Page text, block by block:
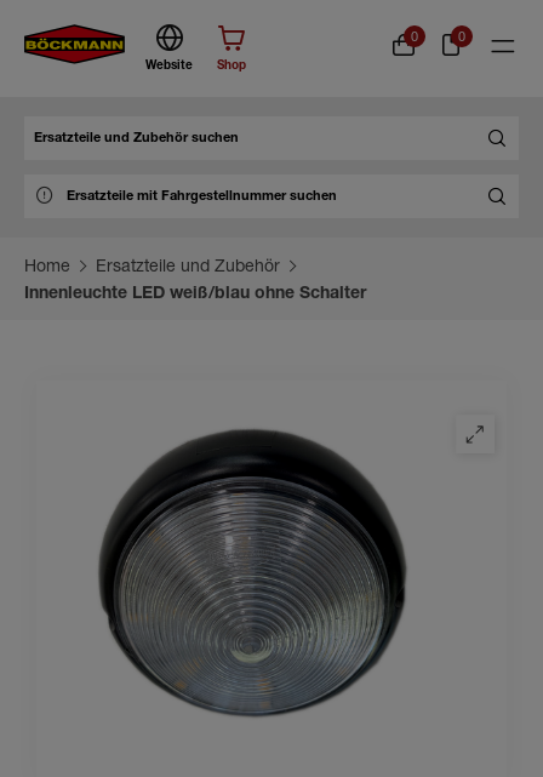
Website Shop
0 0
Home
Ersatzteile und Zubehör
Innenleuchte LED weiß/blau ohne Schalter